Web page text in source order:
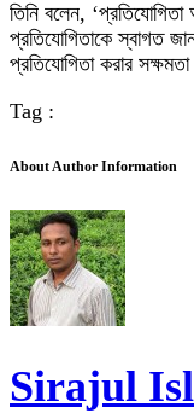
তিনি বলেন,
প্রতিযোগিতাকে স্বাগত
প্রতিযোগিতা করার
Tag :
About Author Information
Sirajul